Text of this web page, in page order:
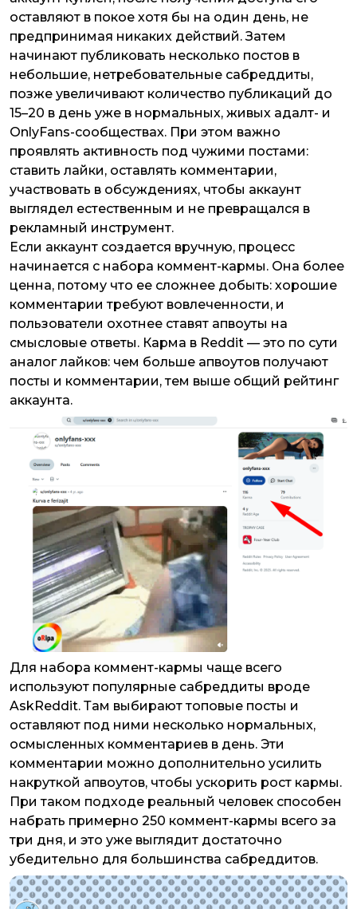
оставляют в покое хотя бы на один день, не
предпринимая никаких действий. Затем
начинают публиковать несколько постов в
небольшие, нетребовательные сабреддиты,
позже увеличивают количество публикаций до
15–20 в день уже в нормальных, живых адалт- и
OnlyFans-сообществах. При этом важно
проявлять активность под чужими постами:
ставить лайки, оставлять комментарии,
участвовать в обсуждениях, чтобы аккаунт
выглядел естественным и не превращался в
рекламный инструмент.
Если аккаунт создается вручную, процесс
начинается с набора коммент-кармы. Она более
ценна, потому что ее сложнее добыть: хорошие
комментарии требуют вовлеченности, и
пользователи охотнее ставят апвоуты на
смысловые ответы. Карма в Reddit — это по сути
аналог лайков: чем больше апвоутов получают
посты и комментарии, тем выше общий рейтинг
аккаунта.
Для набора коммент-кармы чаще всего
используют популярные сабреддиты вроде
AskReddit. Там выбирают топовые посты и
оставляют под ними несколько нормальных,
осмысленных комментариев в день. Эти
комментарии можно дополнительно усилить
накруткой апвоутов, чтобы ускорить рост кармы.
При таком подходе реальный человек способен
набрать примерно 250 коммент-кармы всего за
три дня, и это уже выглядит достаточно
убедительно для большинства сабреддитов.